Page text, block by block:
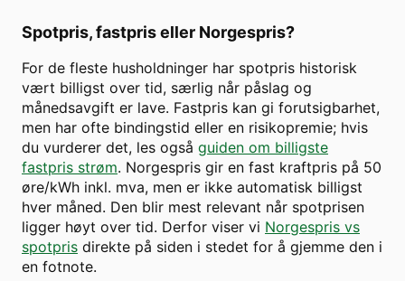
Spotpris, fastpris eller Norgespris?
For de fleste husholdninger har spotpris historisk
vært billigst over tid, særlig når påslag og
månedsavgift er lave. Fastpris kan gi forutsigbarhet,
men har ofte bindingstid eller en risikopremie; hvis
du vurderer det, les også guiden om billigste
fastpris strøm. Norgespris gir en fast kraftpris på 50
øre/kWh inkl. mva, men er ikke automatisk billigst
hver måned. Den blir mest relevant når spotprisen
ligger høyt over tid. Derfor viser vi Norgespris vs
spotpris direkte på siden i stedet for å gjemme den i
en fotnote.